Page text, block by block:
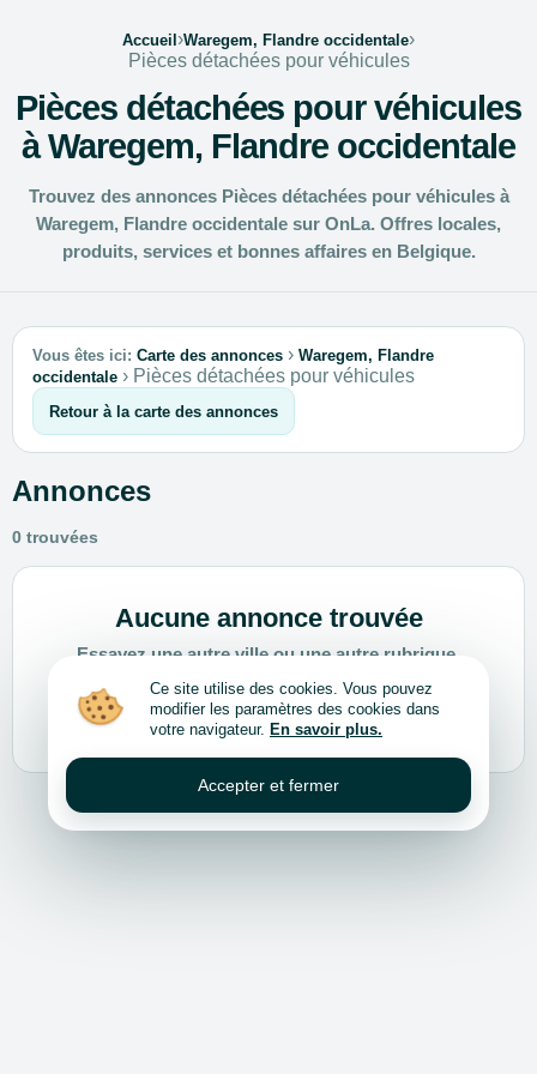
Accueil›Waregem, Flandre occidentale›
Pièces détachées pour véhicules
Pièces détachées pour véhicules
à Waregem, Flandre occidentale
Trouvez des annonces Pièces détachées pour véhicules à
Waregem, Flandre occidentale sur OnLa. Offres locales,
produits, services et bonnes affaires en Belgique.
Vous êtes ici: Carte des annonces › Waregem, Flandre
occidentale › Pièces détachées pour véhicules
Retour à la carte des annonces
Annonces
0 trouvées
Aucune annonce trouvée
Essayez une autre ville ou une autre rubrique.
Choisir une autre ville ou rubrique
Ce site utilise des cookies. Vous pouvez
modifier les paramètres des cookies dans
votre navigateur. En savoir plus.
Accepter et fermer